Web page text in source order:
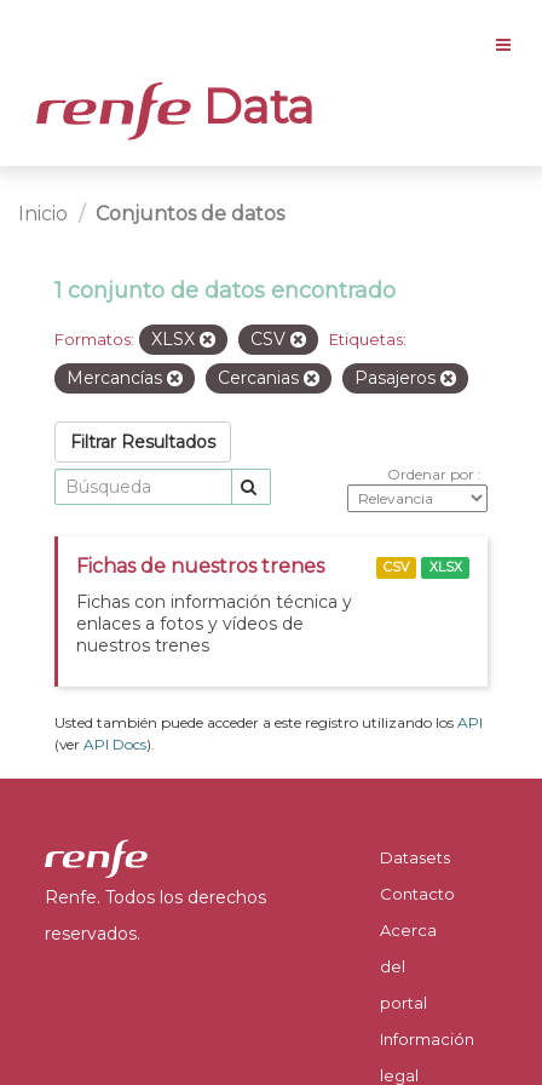
Data
Inicio Conjuntos de datos
1 conjunto de datos encontrado
Formatos: XLSX CSV Etiquetas:
Mercancías Cercanias Pasajeros
Filtrar Resultados
Ordenar por
Fichas de nuestros trenes
Fichas con información técnica y
enlaces a fotos y vídeos de
nuestros trenes
CSV XLSX
Usted también puede acceder a este registro utilizando los API
(ver API Docs).
Renfe. Todos los derechos
reservados.
Datasets
Contacto
Acerca
del
portal
Información
legal